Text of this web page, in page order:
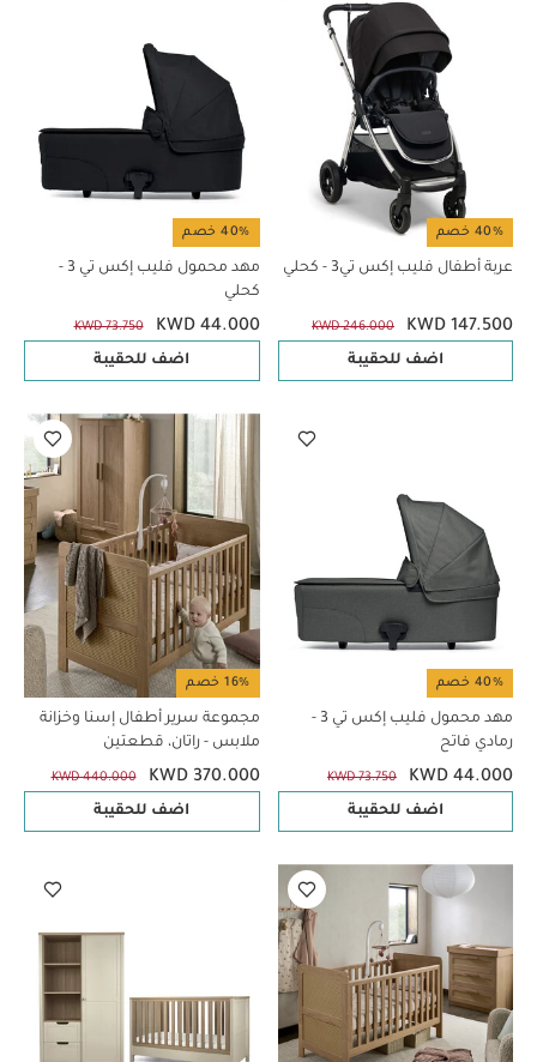
40% خصم
عربة أطفال فليب إكس تي3 - كحلي
KWD 147.500
KWD 246.000
اضف للحقيبة
40% خصم
مهد محمول فليب إكس تي 3 -
كحلي
KWD 44.000
KWD 73.750
اضف للحقيبة
40% خصم
مهد محمول فليب إكس تي 3 -
رمادي فاتح
KWD 44.000
KWD 73.750
اضف للحقيبة
16% خصم
مجموعة سرير أطفال إسنا وخزانة
ملابس - راتان، قطعتين
KWD 370.000
KWD 440.000
اضف للحقيبة